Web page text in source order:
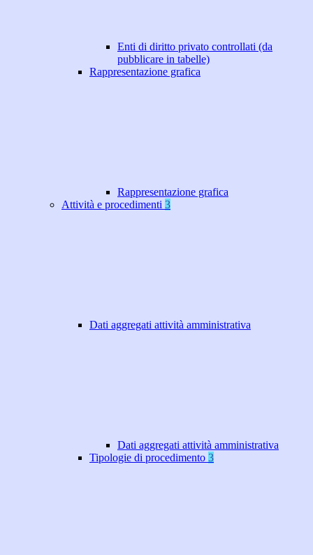
Enti di diritto privato controllati (da
pubblicare in tabelle)
Rappresentazione grafica
Rappresentazione grafica
Attività e procedimenti 3
Dati aggregati attività amministrativa
Dati aggregati attività amministrativa
Tipologie di procedimento 3